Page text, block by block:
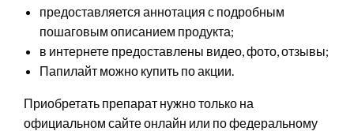
предоставляется аннотация с подробным
пошаговым описанием продукта;
в интернете предоставлены видео, фото, отзывы;
Папилайт можно купить по акции.
Приобретать препарат нужно только на
официальном сайте онлайн или по федеральному